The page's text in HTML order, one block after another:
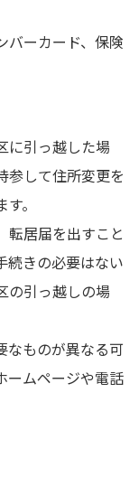
バーカード、保険
に引っ越した場
参して住所変更を
。
転居届を出すこと
続きの必要はない
の引っ越しの場
なものが異なる可
ームページや電話